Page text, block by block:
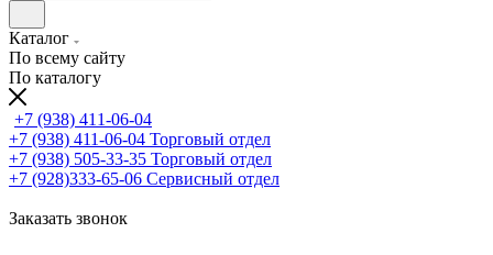
Каталог
По всему сайту
По каталогу
+7 (938) 411-06-04
+7 (938) 411-06-04 Торговый отдел
+7 (938) 505-33-35 Торговый отдел
+7 (928)333-65-06 Сервисный отдел
Заказать звонок